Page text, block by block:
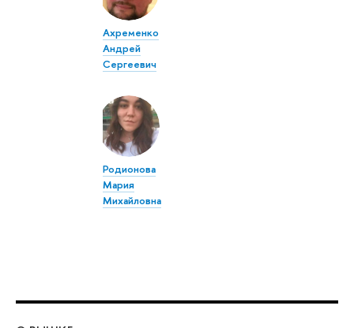
Ахременко
Андрей
Сергеевич
Родионова
Мария
Михайловна